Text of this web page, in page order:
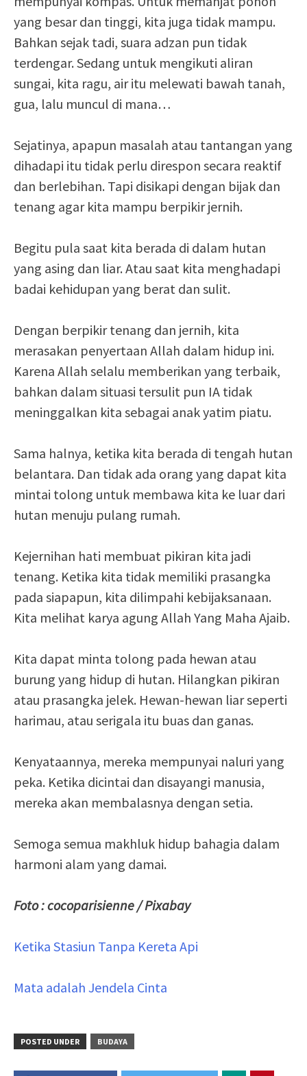
yang besar dan tinggi, kita juga tidak mampu.
Bahkan sejak tadi, suara adzan pun tidak
terdengar. Sedang untuk mengikuti aliran
sungai, kita ragu, air itu melewati bawah tanah,
gua, lalu muncul di mana…
Sejatinya, apapun masalah atau tantangan yang
dihadapi itu tidak perlu direspon secara reaktif
dan berlebihan. Tapi disikapi dengan bijak dan
tenang agar kita mampu berpikir jernih.
Begitu pula saat kita berada di dalam hutan
yang asing dan liar. Atau saat kita menghadapi
badai kehidupan yang berat dan sulit.
Dengan berpikir tenang dan jernih, kita
merasakan penyertaan Allah dalam hidup ini.
Karena Allah selalu memberikan yang terbaik,
bahkan dalam situasi tersulit pun IA tidak
meninggalkan kita sebagai anak yatim piatu.
Sama halnya, ketika kita berada di tengah hutan
belantara. Dan tidak ada orang yang dapat kita
mintai tolong untuk membawa kita ke luar dari
hutan menuju pulang rumah.
Kejernihan hati membuat pikiran kita jadi
tenang. Ketika kita tidak memiliki prasangka
pada siapapun, kita dilimpahi kebijaksanaan.
Kita melihat karya agung Allah Yang Maha Ajaib.
Kita dapat minta tolong pada hewan atau
burung yang hidup di hutan. Hilangkan pikiran
atau prasangka jelek. Hewan-hewan liar seperti
harimau, atau serigala itu buas dan ganas.
Kenyataannya, mereka mempunyai naluri yang
peka. Ketika dicintai dan disayangi manusia,
mereka akan membalasnya dengan setia.
Semoga semua makhluk hidup bahagia dalam
harmoni alam yang damai.
Foto : cocoparisienne / Pixabay
Ketika Stasiun Tanpa Kereta Api
Mata adalah Jendela Cinta
POSTED UNDER BUDAYA